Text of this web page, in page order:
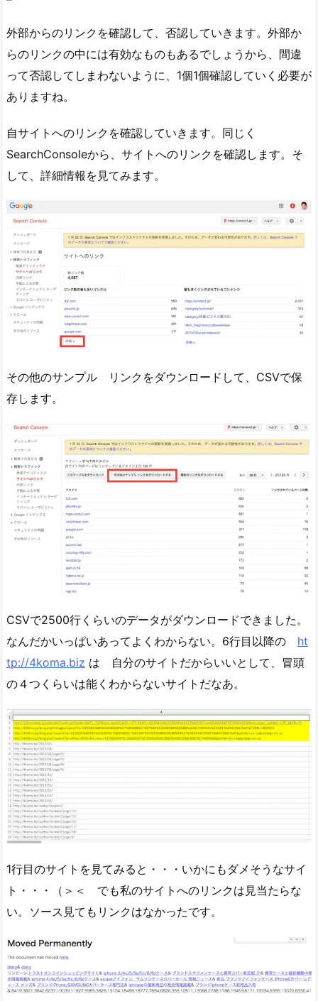
外部からのリンクを確認して、否認していきます。外部か
らのリンクの中には有効なものもあるでしょうから、間違
って否認してしまわないように、1個1個確認していく必要が
ありますね。
自サイトへのリンクを確認していきます。同じく
SearchConsoleから、サイトへのリンクを確認します。そ
して、詳細情報を見てみます。
その他のサンプル リンクをダウンロードして、CSVで保
存します。
CSVで2500行くらいのデータがダウンロードできました。
なんだかいっぱいあってよくわからない。6行目以降の ht
tp://4koma.biz は 自分のサイトだからいいとして、冒頭
の４つくらいは能くわからないサイトだなあ。
1行目のサイトを見てみると・・・いかにもダメそうなサイ
ト・・・（＞＜ でも私のサイトへのリンクは見当たらな
い。ソース見てもリンクはなかったです。